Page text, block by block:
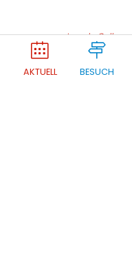
Joomla Gallery
AKTUELL BESUCH